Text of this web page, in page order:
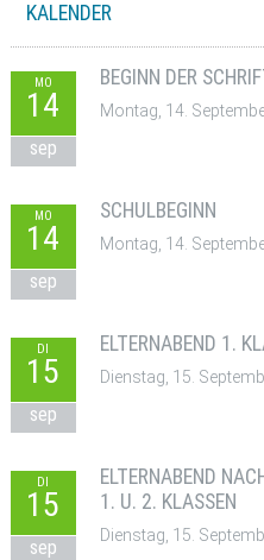
KALENDER
MO
14
sep
BEGINN DER
Montag, 14.
MO
14
sep
SCHULBEGINN
Montag, 14.
DI
15
sep
ELTERNABEND 1.
Dienstag, 15.
DI
15
sep
ELTERNABEND
1. U. 2. KLASSEN
Dienstag, 15.